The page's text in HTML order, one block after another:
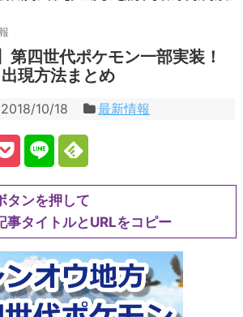
第四世代ポケモン一部実装！
現方法まとめ
2018/10/18 最新情報
タンを押して
事タイトルとURLをコピー